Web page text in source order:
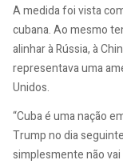
A medida foi vista
cubana. Ao mesmo
alinhar à Rússia, à
representava uma
Unidos.
“Cuba é uma nação
Trump no dia
simplesmente não